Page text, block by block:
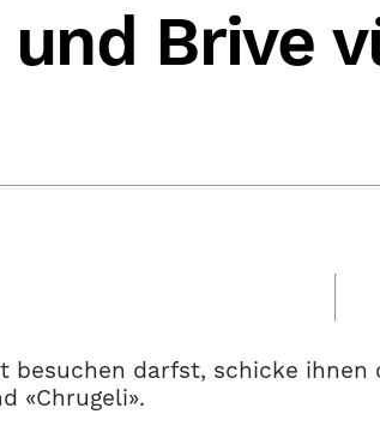
Brive
besuchen darfst, schicke
«Chrugeli».